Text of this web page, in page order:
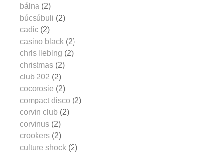
bálna (2)
búcsúbuli (2)
cadic (2)
casino black (2)
chris liebing (2)
christmas (2)
club 202 (2)
cocorosie (2)
compact disco (2)
corvin club (2)
corvinus (2)
crookers (2)
culture shock (2)